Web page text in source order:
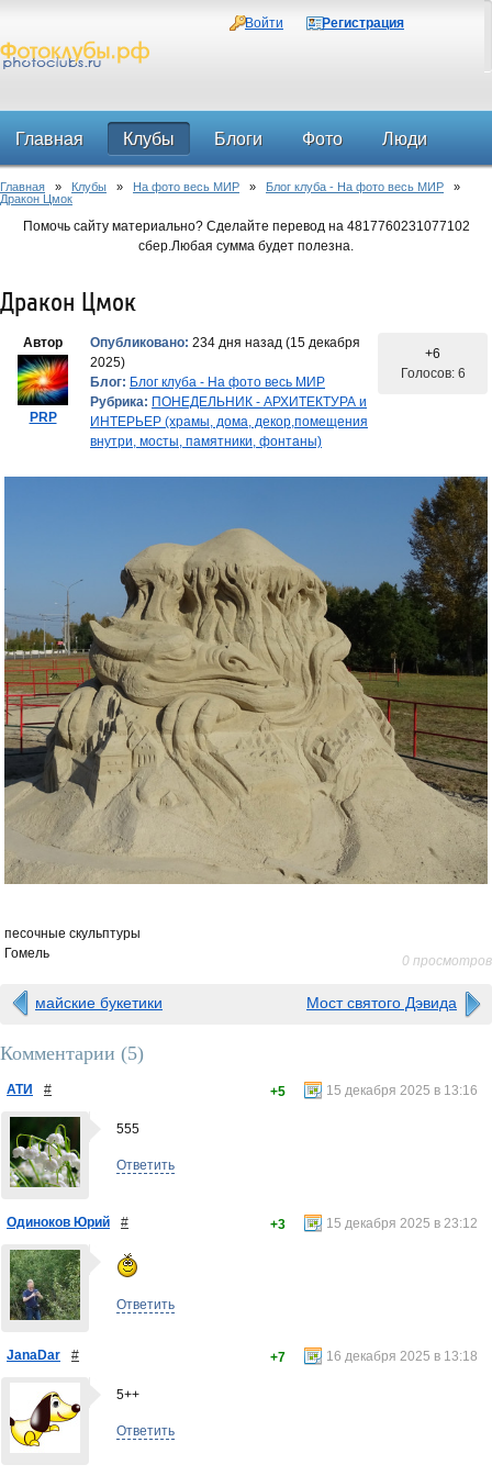
Войти Регистрация
Главная Клубы Блоги Фото Люди
Форум
Главная » Клубы » На фото весь МИР » Блог клуба - На фото весь МИР »
Дракон Цмок
Помочь сайту материально? Сделайте перевод на 4817760231077102
сбер.Любая сумма будет полезна.
Дракон Цмок
Автор
PRP
Опубликовано: 234 дня назад (15 декабря
2025)
Блог: Блог клуба - На фото весь МИР
Рубрика: ПОНЕДЕЛЬНИК - АРХИТЕКТУРА и
ИНТЕРЬЕР (храмы, дома, декор,помещения
внутри, мосты, памятники, фонтаны)
+6
Голосов: 6
песочные скульптуры
Гомель
0 просмотров
майские букетики Мост святого Дэвида
Комментарии (5)
АТИ # 15 декабря 2025 в 13:16
+5
555
Ответить
Одиноков Юрий # 15 декабря 2025 в 23:12
+3
Ответить
JanaDar # 16 декабря 2025 в 13:18
+7
5++
Ответить